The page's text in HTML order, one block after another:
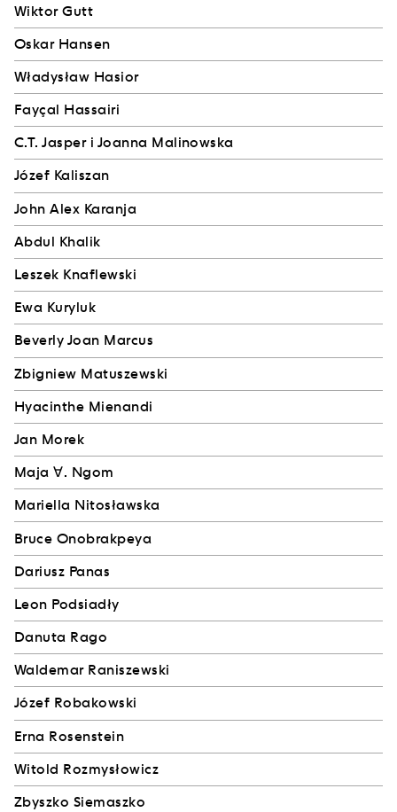
Wiktor Gutt
Oskar Hansen
Władysław Hasior
Fayçal Hassairi
C.T. Jasper i Joanna Malinowska
Józef Kaliszan
John Alex Karanja
Abdul Khalik
Leszek Knaflewski
Ewa Kuryluk
Beverly Joan Marcus
Zbigniew Matuszewski
Hyacinthe Mienandi
Jan Morek
Maja ∀. Ngom
Mariella Nitosławska
Bruce Onobrakpeya
Dariusz Panas
Leon Podsiadły
Danuta Rago
Waldemar Raniszewski
Józef Robakowski
Erna Rosenstein
Witold Rozmysłowicz
Zbyszko Siemaszko